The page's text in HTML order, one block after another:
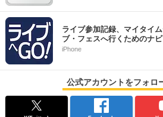
ライブ参加記録、マイタイ
ブ・フェスへ行くためのナビ
iPhone
公式アカウントをフォロ